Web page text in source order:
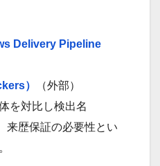
Delivery Pipeline
）
（外部）
を対比し検出名
来歴保証の必要性とい